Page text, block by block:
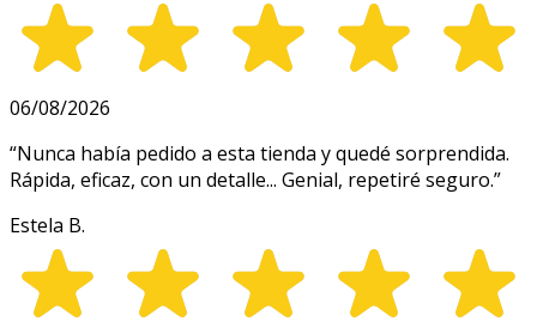
06/08/2026
“Nunca había pedido a esta tienda y quedé sorprendida.
Rápida, eficaz, con un detalle... Genial, repetiré seguro.”
Estela B.